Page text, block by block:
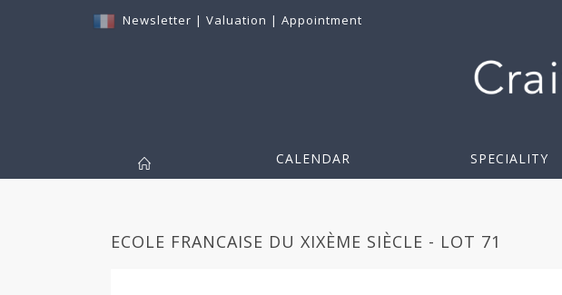
Newsletter | Valuation | Appointment
CALENDAR SPECIALITY
ECOLE FRANCAISE DU XIXÈME SIÈCLE - LOT 71